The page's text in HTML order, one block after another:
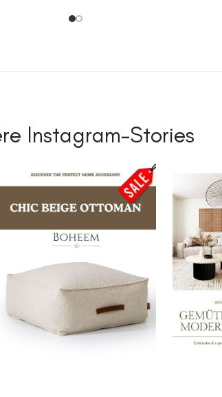
Instagram-Stories